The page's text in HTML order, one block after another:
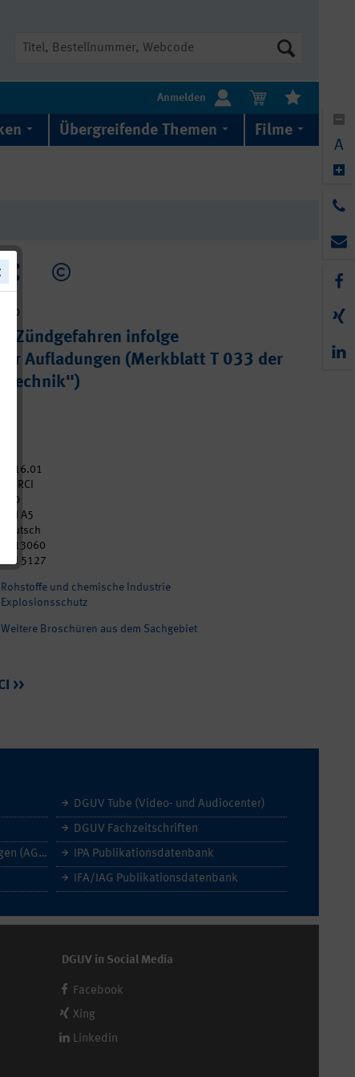
Anmelden
Übergreifende Themen Filme
060
Zündgefahren infolge
Aufladungen (Merkblatt T 033 der
Technik")
2016.01
BG RCI
160
DIN A5
Deutsch
p213060
BGI 5127
Rohstoffe und chemische Industrie
Explosionsschutz
Weitere Broschüren aus dem Sachgebiet
>>
Allgemeine Geschäftsbedingungen (AGB)
DGUV Tube (Video- und Audiocenter)
DGUV Fachzeitschriften
IPA Publikationsdatenbank
IFA/IAG Publikationsdatenbank
DGUV in Social Media
Facebook
Xing
Linkedin
A